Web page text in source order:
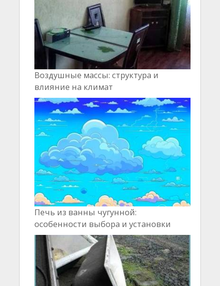
Воздушные массы: структура и
влияние на климат
Печь из ванны чугунной:
особенности выбора и установки